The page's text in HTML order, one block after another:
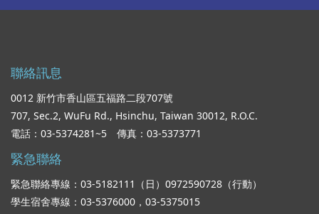
聯絡訊息
0012 新竹市香山區五福路二段707號
707, Sec.2, WuFu Rd., Hsinchu, Taiwan 30012, R.O.C.
電話：03-5374281~5 傳真：03-5373771
緊急聯絡
緊急聯絡專線：03-5182111（日）0972590728（行動）
學生宿舍專線：03-5376000，03-5375015